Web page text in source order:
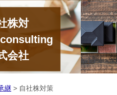
株対
会社
継 > 自社株対策